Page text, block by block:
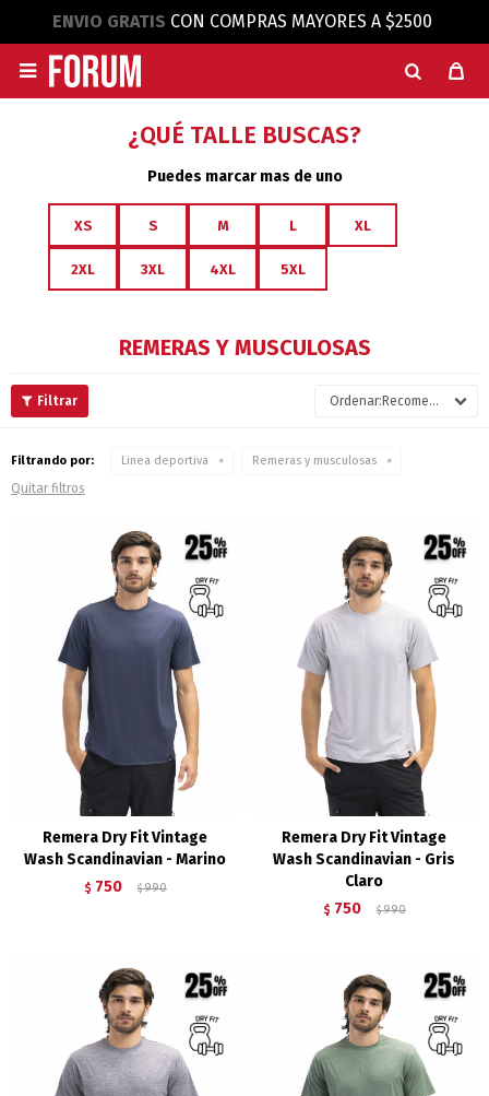
ENVIO GRATIS CON COMPRAS MAYORES A $2500

¿QUÉ TALLE BUSCAS?
Puedes marcar mas de uno
XS S M L XL
2XL 3XL 4XL 5XL
REMERAS Y MUSCULOSAS
Recomendados
Filtrando por: Linea deportiva Remeras y musculosas
Quitar filtros
Remera Dry Fit Vintage
Wash Scandinavian - Marino
$ 750 $ 990
Remera Dry Fit Vintage
Wash Scandinavian - Gris
Claro
$ 750 $ 990